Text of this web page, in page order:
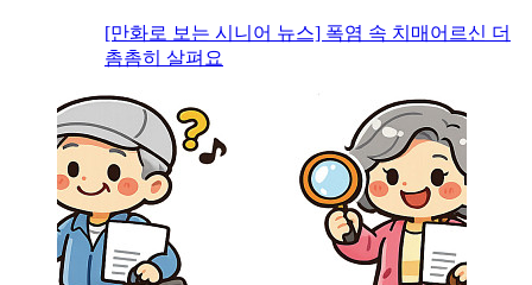
[만화로 보는 시니어 뉴스] 폭염 속 치매어르신 더
촘촘히 살펴요